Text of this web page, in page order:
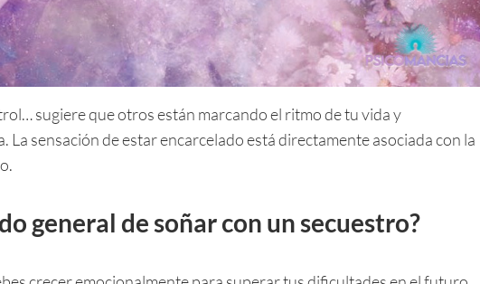
sugiere que otros están marcando el ritmo de tu vida y
sensación de estar encarcelado está directamente asociada con la
general de soñar con un secuestro?